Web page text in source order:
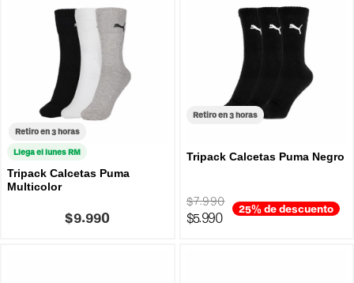
Retiro en 3 horas
Llega el lunes RM
Tripack Calcetas Puma
Multicolor
$9.990
Retiro en 3 horas
Tripack Calcetas Puma Negro
$7.990
$5.990
25% de descuento